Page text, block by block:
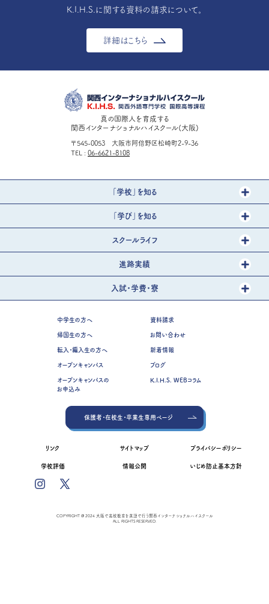
K.I.H.S.に関する資料の請求について。
詳細はこちら
真の国際人を育成する
関西インターナショナルハイスクール(大阪)
〒545-0053 大阪市阿倍野区松崎町2-9-36
TEL
06-6621-8108
「学校」を知る
「学び」を知る
スクールライフ
進路実績
入試・学費・寮
中学生の方へ
帰国生の方へ
転入・編入生の方へ
オープンキャンパス
オープンキャンパスの
お申込み
資料請求
お問い合わせ
新着情報
ブログ
K.I.H.S. WEBコラム
保護者・在校生・卒業生専用ページ
リンク サイトマップ プライバシーポリシー
学校評価 情報公開 いじめ防止基本方針
COPYRIGHT @ 2024 大阪で高校教育を英語で行う関西インターナショナルハイスクール
ALL RIGHTS RESERVED.